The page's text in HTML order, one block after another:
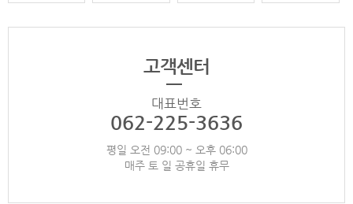
고객센터
대표번호
062-225-3636
평일 오전 09:00 ~ 오후 06:00
매주 토 일 공휴일 휴무